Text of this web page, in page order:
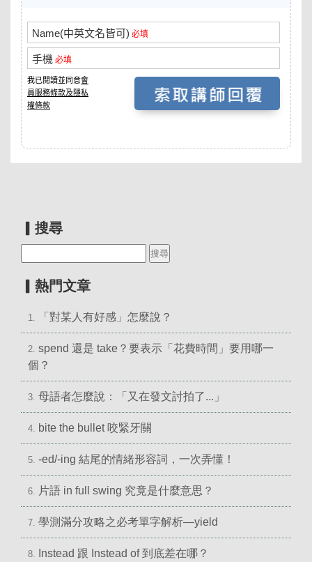
▎搜尋
▎熱門文章
1. 「對某人有好感」怎麼說？
2. spend 還是 take？要表示「花費時間」要用哪一
個？
3. 母語者怎麼說：「又在發文討拍了...」
4. bite the bullet 咬緊牙關
5. -ed/-ing 結尾的情緒形容詞，一次弄懂！
6. 片語 in full swing 究竟是什麼意思？
7. 學測滿分攻略之必考單字解析—yield
8. Instead 跟 Instead of 到底差在哪？